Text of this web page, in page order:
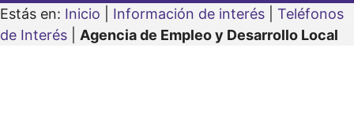
Estás en: Inicio Información de interés
Teléfonos
de Interés
Agencia de Empleo y Desarrollo Local